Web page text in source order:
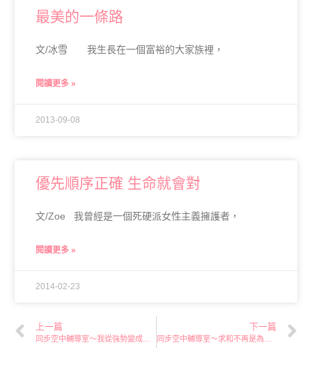
最美的一條路
文/冰雪 我生長在一個富裕的大家族裡，
閱讀更多 »
2013-09-08
優先順序正確 生命就會對
文/Zoe 我曾經是一個死硬派女性主義擁護者，
閱讀更多 »
2014-02-23
上一篇 下一篇
同步空中輔導室～求和不再是為自己的利益